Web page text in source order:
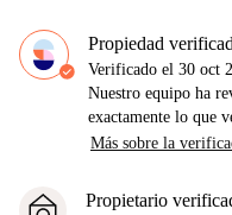
Propiedad
Verificado el 30 oct
Nuestro equipo ha
exactamente lo que
Más sobre la
Propietario